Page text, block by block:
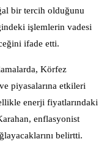
bir tercih olduğunu
işlemlerin vadesi
ifade etti.
Körfez
piyasalarına etkileri
enerji fiyatlarındaki
enflasyonist
belirtti.